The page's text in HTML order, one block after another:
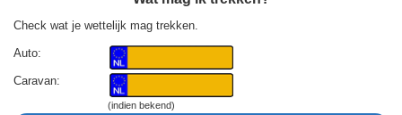
Check wat je wettelijk mag trekken.
Auto:
Caravan:
(indien bekend)